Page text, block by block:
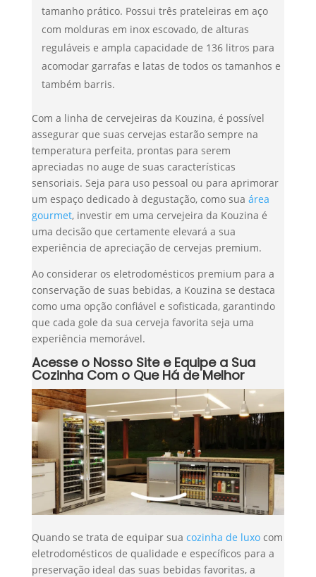
tamanho prático. Possui três prateleiras em aço
com molduras em inox escovado, de alturas
reguláveis e ampla capacidade de 136 litros para
acomodar garrafas e latas de todos os tamanhos e
também barris.
Com a linha de cervejeiras da Kouzina, é possível
assegurar que suas cervejas estarão sempre na
temperatura perfeita, prontas para serem
apreciadas no auge de suas características
sensoriais. Seja para uso pessoal ou para aprimorar
um espaço dedicado à degustação, como sua área
gourmet, investir em uma cervejeira da Kouzina é
uma decisão que certamente elevará a sua
experiência de apreciação de cervejas premium.
Ao considerar os eletrodomésticos premium para a
conservação de suas bebidas, a Kouzina se destaca
como uma opção confiável e sofisticada, garantindo
que cada gole da sua cerveja favorita seja uma
experiência memorável.
Acesse o Nosso Site e Equipe a Sua
Cozinha Com o Que Há de Melhor
Quando se trata de equipar sua cozinha de luxocom
eletrodomésticos de qualidade e específicos para a
preservação ideal das suas bebidas favoritas, a